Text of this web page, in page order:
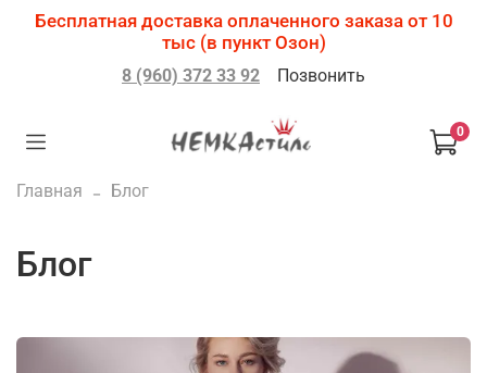
Бесплатная доставка оплаченного заказа от 10
тыс (в пункт Озон)
8 (960) 372 33 92 Позвонить
0
Главная Блог
Блог